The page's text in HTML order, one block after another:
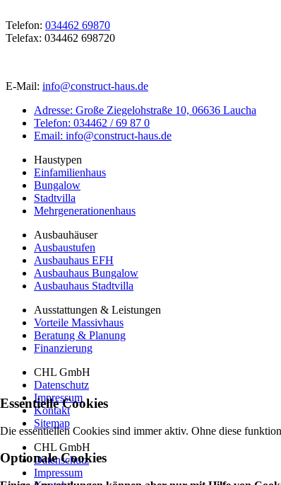
Telefon: 034462 69870
Telefax: 034462 698720
E-Mail: info@construct-haus.de
Adresse: Große Ziegelohstraße 10, 06636 Laucha
Telefon: 034462 / 69 87 0
Email: info@construct-haus.de
Haustypen
Einfamilienhaus
Bungalow
Stadtvilla
Mehrgenerationenhaus
Ausbauhäuser
Ausbaustufen
Ausbauhaus EFH
Ausbauhaus Bungalow
Ausbauhaus Stadtvilla
Ausstattungen & Leistungen
Vorteile Massivhaus
Beratung & Planung
Finanzierung
CHL GmbH
Datenschutz
Impressum
Kontakt
Sitemap
CHL GmbH
Datenschutz
Impressum
Essentielle Cookies
Die essentiellen Cookies sind immer aktiv. Ohne diese
Optionale Cookies